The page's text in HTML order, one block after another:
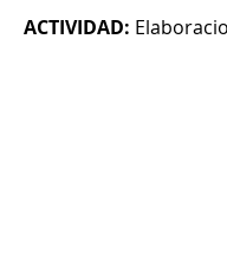
ACTIVIDAD: